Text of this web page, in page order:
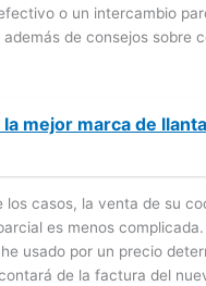
o un intercambio
de consejos sobre
la mejor marca de
los casos, la venta de su
es menos
usado por un precio
de la factura del